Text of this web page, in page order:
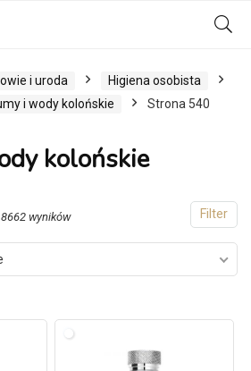
i uroda
Higiena osobista
i wody kolońskie Strona 540
kolońskie
Filter
wyników